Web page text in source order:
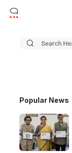
Popular News